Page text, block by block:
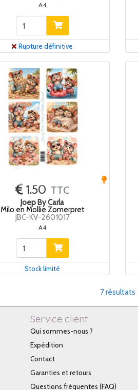
A4
Rupture définitive
1.50 TTC
Joep By Carla
Milo en Mollie Zomerpret
JBC-KV-2601017
A4
Stock limité
7 résultats
Service client
Qui sommes-nous ?
Expédition
Contact
Garanties et retours
Questions fréquentes (FAQ)